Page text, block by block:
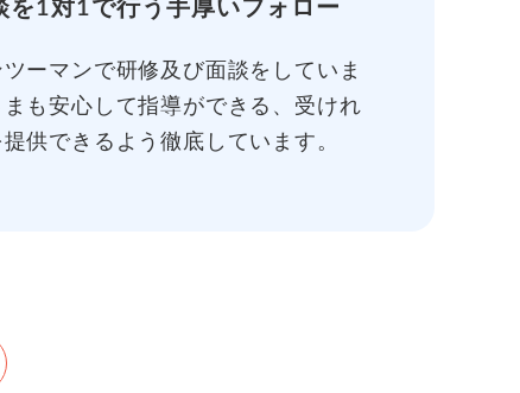
を1対1で行う手厚いフォロー
ーマンで研修及び面談をしていま
も安心して指導ができる、受けれ
供できるよう徹底しています。